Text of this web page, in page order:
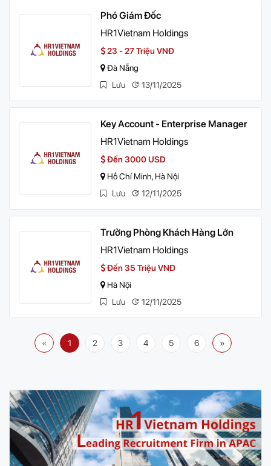
Phó Giám Đốc
HR1Vietnam Holdings
23 - 27 Triệu VNĐ
Đà Nẵng
Lưu
13/11/2025
Key Account - Enterprise Manager
HR1Vietnam Holdings
Đến 3000 USD
Hồ Chí Minh, Hà Nội
Lưu
12/11/2025
Trưởng Phòng Khách Hàng Lớn
HR1Vietnam Holdings
Đến 35 Triệu VNĐ
Hà Nội
Lưu
12/11/2025
« 1 2 3 4 5 6 »